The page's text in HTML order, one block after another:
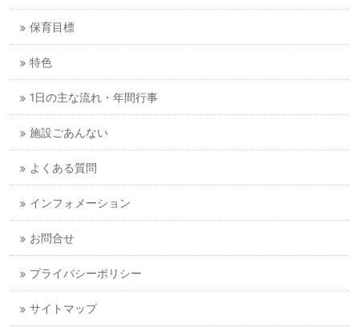
保育目標
特色
1日の主な流れ・年間行事
施設ごあんない
よくある質問
インフォメーション
お問合せ
プライバシーポリシー
サイトマップ